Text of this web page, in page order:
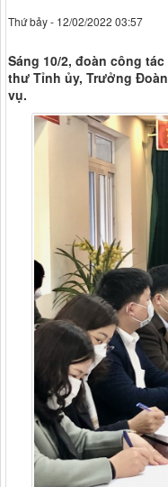
Thứ bảy - 12/02/2022 03:57
Sáng 10/2, đoàn công
thư Tỉnh ủy, Trưởng
vụ.